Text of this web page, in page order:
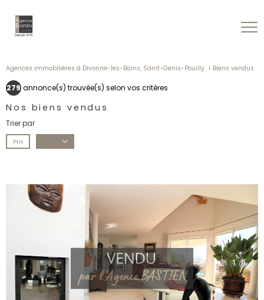
Agences immobilières à Divonne-les-Bains, Saint-Genis-Pouilly Biens vendus
279 annonce(s) trouvée(s) selon vos critères
Nos biens vendus
Trier par
Prix
voir le
bien